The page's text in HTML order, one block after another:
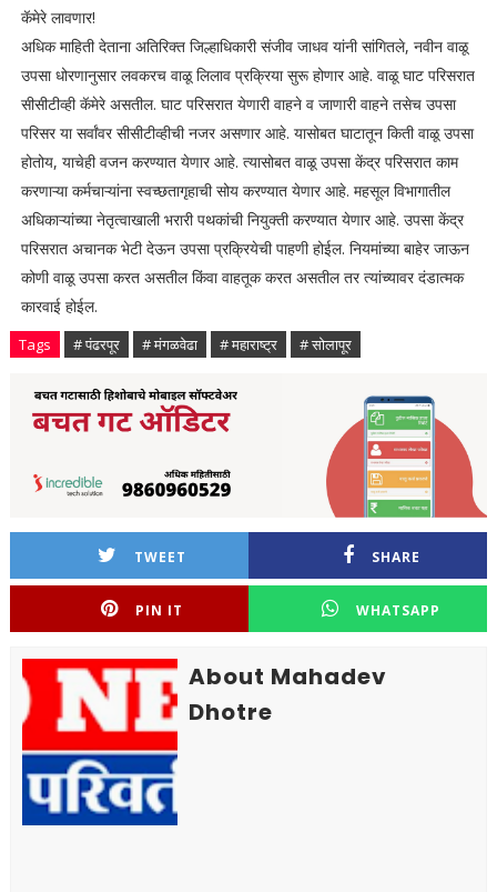
कॅमेरे लावणार!
अधिक माहिती देताना अतिरिक्त जिल्हाधिकारी संजीव जाधव यांनी सांगितले, नवीन वाळू
उपसा धोरणानुसार लवकरच वाळू लिलाव प्रक्रिया सुरू होणार आहे. वाळू घाट परिसरात
सीसीटीव्ही कॅमेरे असतील. घाट परिसरात येणारी वाहने व जाणारी वाहने तसेच उपसा
परिसर या सर्वांवर सीसीटीव्हीची नजर असणार आहे. यासोबत घाटातून किती वाळू उपसा
होतोय, याचेही वजन करण्यात येणार आहे. त्यासोबत वाळू उपसा केंद्र परिसरात काम
करणाऱ्या कर्मचाऱ्यांना स्वच्छतागृहाची सोय करण्यात येणार आहे. महसूल विभागातील
अधिकाऱ्यांच्या नेतृत्वाखाली भरारी पथकांची नियुक्ती करण्यात येणार आहे. उपसा केंद्र
परिसरात अचानक भेटी देऊन उपसा प्रक्रियेची पाहणी होईल. नियमांच्या बाहेर जाऊन
कोणी वाळू उपसा करत असतील किंवा वाहतूक करत असतील तर त्यांच्यावर दंडात्मक
कारवाई होईल.
Tags # पंढरपूर # मंगळवेढा # महाराष्ट्र # सोलापूर
TWEET SHARE
PIN IT WHATSAPP
About Mahadev
Dhotre